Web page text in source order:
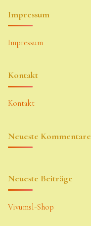
Impressum
Impressum
Kontakt
Kontakt
Neueste Kommentare
Neueste Beiträge
Vivumsl-Shop